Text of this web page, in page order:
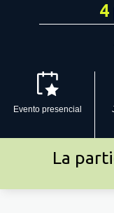
4
Evento presencial
La